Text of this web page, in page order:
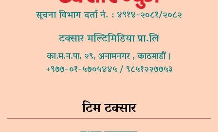
सूचना विभाग दर्ता नं. : ४९१४-२०८१/२०८२
टक्सार मल्टिमिडिया प्रा.लि
का.म.न.पा. २९, अनामनगर , काठमाडौं ।
+९७७-०१-५७०५४४५ / ९८५१२२७७५३
टिम टक्सार